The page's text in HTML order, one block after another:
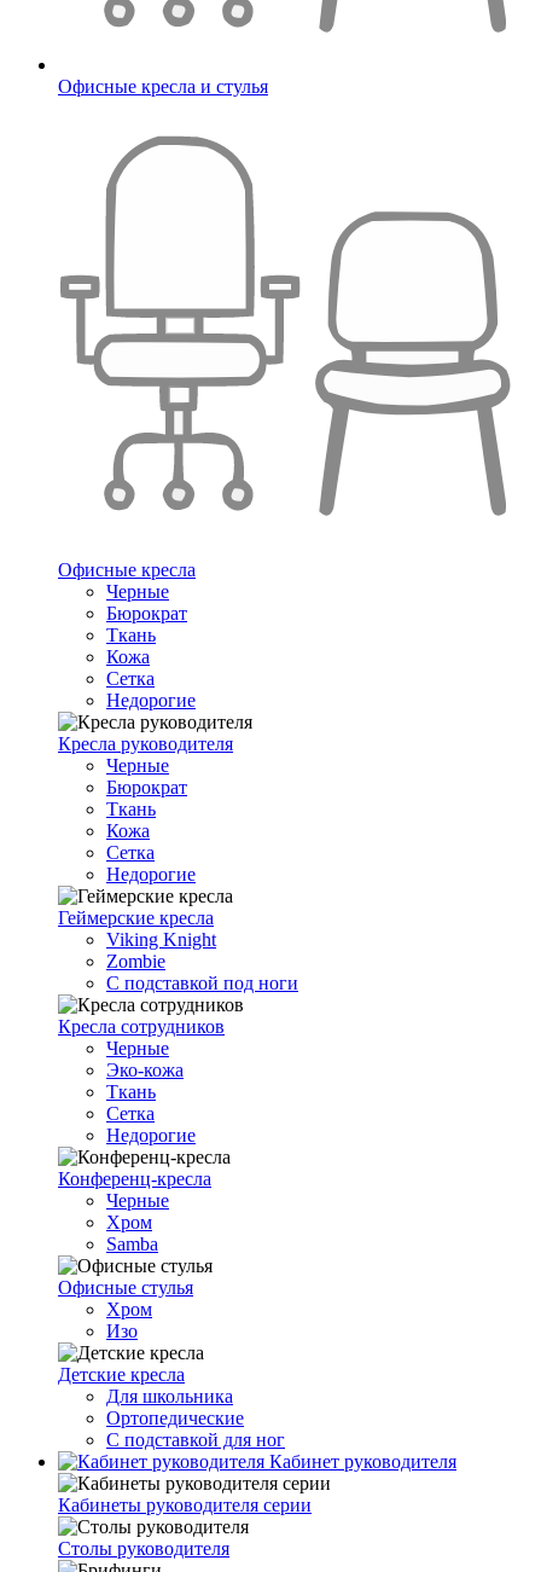
Офисные кресла и стулья
Офисные кресла
Черные
Бюрократ
Ткань
Кожа
Сетка
Недорогие
Кресла руководителя
Черные
Бюрократ
Ткань
Кожа
Сетка
Недорогие
Геймерские кресла
Viking Knight
Zombie
С подставкой под ноги
Кресла сотрудников
Черные
Эко-кожа
Ткань
Сетка
Недорогие
Конференц-кресла
Черные
Хром
Samba
Офисные стулья
Хром
Изо
Детские кресла
Для школьника
Ортопедические
С подставкой для ног
Кабинет руководителя
Кабинеты руководителя серии
Столы руководителя